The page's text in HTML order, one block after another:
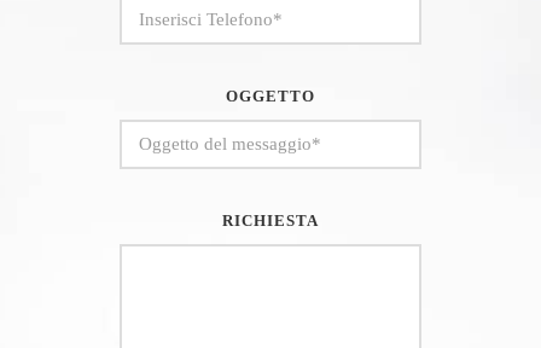
OGGETTO
RICHIESTA